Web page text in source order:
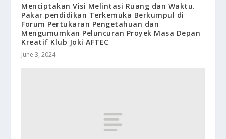
Menciptakan Visi Melintasi Ruang dan Waktu.
Pakar pendidikan Terkemuka Berkumpul di
Forum Pertukaran Pengetahuan dan
Mengumumkan Peluncuran Proyek Masa Depan
Kreatif Klub Joki AFTEC
June 3, 2024